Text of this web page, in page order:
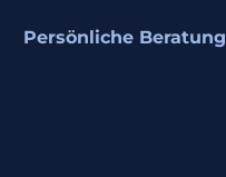
Persönliche Beratung